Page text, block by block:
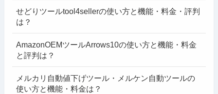
せどりツールtool4sellerの使い方と機能・料金・評判
は？
AmazonOEMツールArrows10の使い方と機能・料金
と評判は？
メルカリ自動値下げツール・メルケン自動ツールの
使い方と機能・料金は？